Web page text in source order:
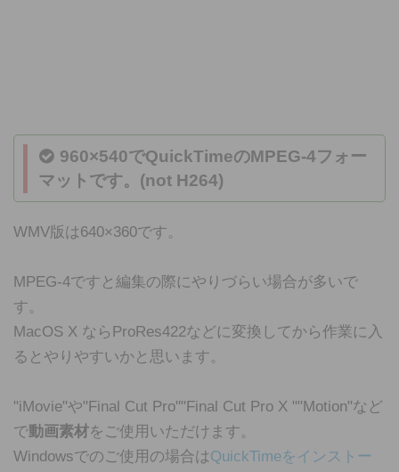
960×540でQuickTimeのMPEG-4フォー
マットです。(not H264)
WMV版は640×360です。
MPEG-4ですと編集の際にやりづらい場合が多いで
す。
MacOS X ならProRes422などに変換してから作業に入
るとやりやすいかと思います。
"iMovie"や"Final Cut Pro""Final Cut Pro X ""Motion"など
で動画素材をご使用いただけます。
Windowsでのご使用の場合はQuickTimeをインストー